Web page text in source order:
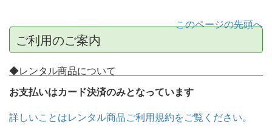
このページの先頭へ
ご利用のご案内
◆レンタル商品について
お支払いはカード決済のみとなっています
詳しいことはレンタル商品ご利用規約をご覧ください。